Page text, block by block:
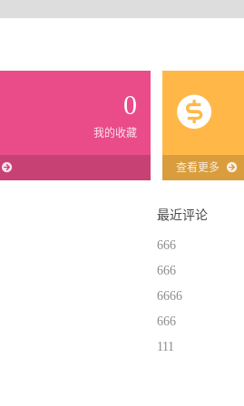
0
我的收藏
查看更多
最近评论
666
666
6666
666
111